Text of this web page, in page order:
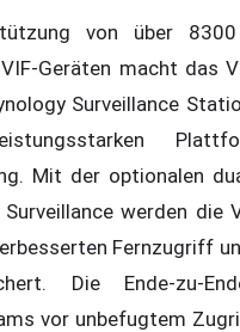
von über 8300
Geräten macht das
Surveillance
Mit der optionalen
werden die
Fernzugriff
Die Ende-zu-
vor unbefugtem